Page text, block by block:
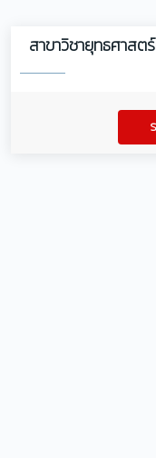
สาขาวิชายุทธศาส